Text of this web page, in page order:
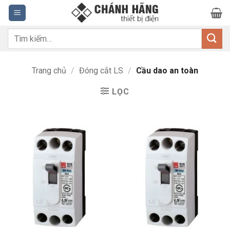
Bỏ
qua
nội
dung
Tìm
Trang chủ / Đóng cắt LS / Cầu dao an toàn
LỌC